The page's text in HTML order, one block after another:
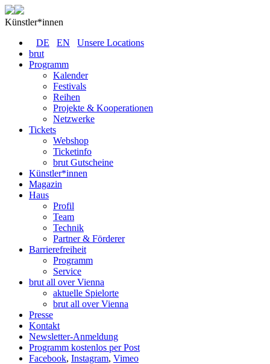
Künstler*innen
DE
EN
Unsere Locations
brut
Programm
Kalender
Festivals
Reihen
Projekte & Kooperationen
Netzwerke
Tickets
Webshop
Ticketinfo
brut Gutscheine
Künstler*innen
Magazin
Haus
Profil
Team
Technik
Partner & Förderer
Barrierefreiheit
Programm
Service
brut all over Vienna
aktuelle Spielorte
brut all over Vienna
Presse
Kontakt
Newsletter-Anmeldung
Programm kostenlos per Post
Facebook, Instagram, Vimeo